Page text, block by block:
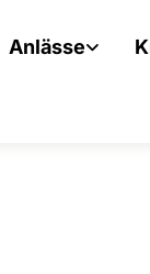
Anlässe